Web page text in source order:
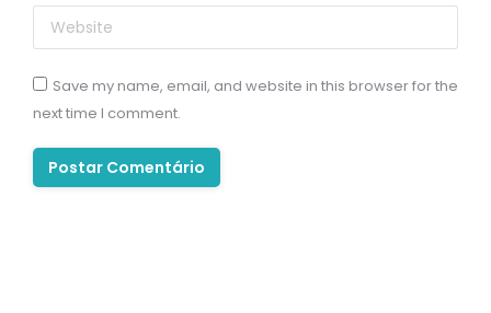
Website
Save my name, email, and website in this browser for the
next time I comment.
Postar Comentário